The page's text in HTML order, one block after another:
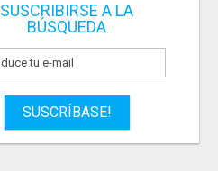
SUSCRIBIRSE A LA
BÚSQUEDA
SUSCRÍBASE!